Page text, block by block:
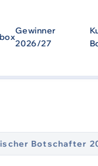
Gewinner
2026/27
den Zeitpunkt der
Botschafter